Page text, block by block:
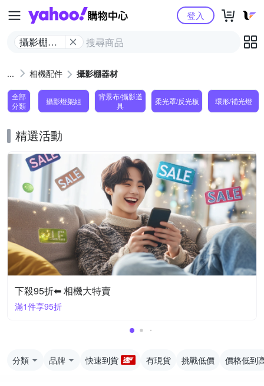
Yahoo購物中心
攝影棚器
登入
相機配件 攝影棚器材
全部
分類
攝影燈架組
背景布/攝影道
具
柔光罩/反光板 環形/補光燈
精選活動
下殺95折⬅︎ 相機大特賣
滿1件享95折
分類 品牌 快速到貨 有現貨 挑戰低價 價格低到